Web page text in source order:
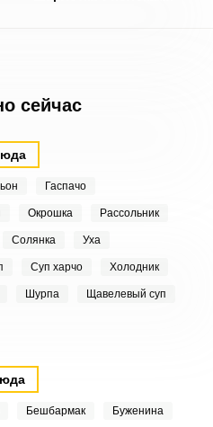
сейчас
Гаспачо
Окрошка Рассольник
Солянка Уха
Суп харчо Холодник
Шурпа Щавелевый суп
Бешбармак Буженина